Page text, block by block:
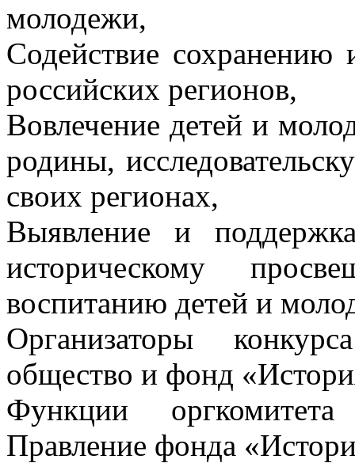
молодежи,
Содействие сохранению
российских регионов,
Вовлечение детей и
родины,
своих регионах,
Выявление и
историческому
воспитанию детей и
Организаторы
общество и фонд
Функции
Правление фонда